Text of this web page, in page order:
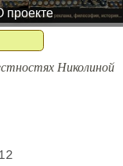
проекте
Николиной